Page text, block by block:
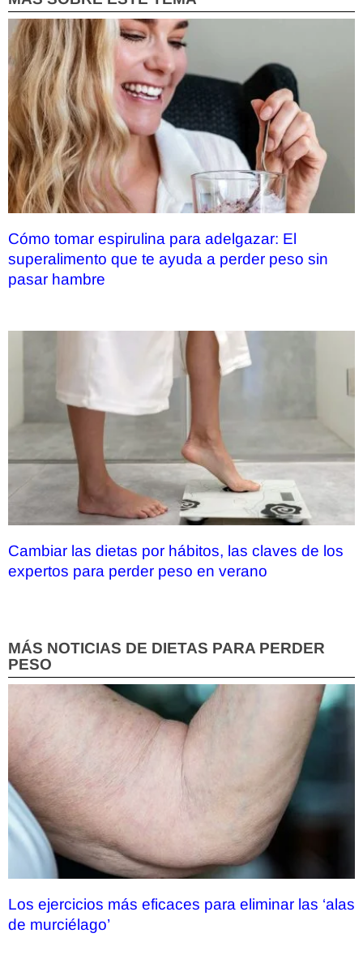
Cómo tomar espirulina para adelgazar: El
superalimento que te ayuda a perder peso sin
pasar hambre
Cambiar las dietas por hábitos, las claves de los
expertos para perder peso en verano
MÁS NOTICIAS DE DIETAS PARA PERDER
PESO
Los ejercicios más eficaces para eliminar las ‘alas
de murciélago’